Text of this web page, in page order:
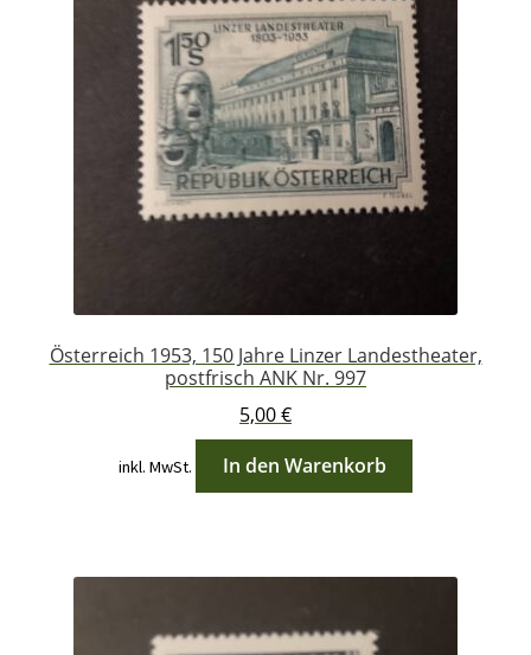
Österreich 1953, 150 Jahre Linzer Landestheater,
postfrisch ANK Nr. 997
5,00€
inkl. MwSt. In den Warenkorb